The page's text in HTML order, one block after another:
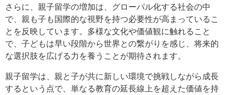
さらに、親子留学の増加は、グローバル化する社会の中
で、親も子も国際的な視野を持つ必要性が高まっているこ
とを反映しています。多様な文化や価値観に触れること
で、子どもは早い段階から世界との繋がりを感じ、将来的
な選択肢を広げる力を養うことが期待されます。
親子留学は、親と子が共に新しい環境で挑戦しながら成長
するという点で、単なる教育の延長線上を超えた価値を持